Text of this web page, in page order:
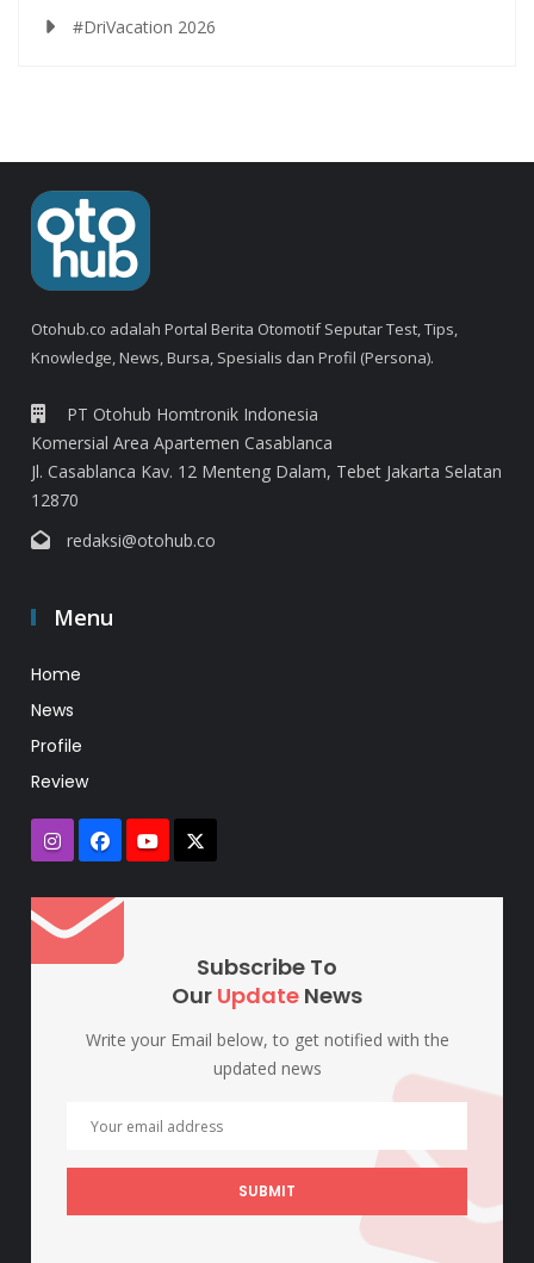
#DriVacation 2026
Otohub.co adalah Portal Berita Otomotif Seputar Test, Tips,
Knowledge, News, Bursa, Spesialis dan Profil (Persona).
PT Otohub Homtronik Indonesia
Komersial Area Apartemen Casablanca
Jl. Casablanca Kav. 12 Menteng Dalam, Tebet Jakarta Selatan
12870
redaksi@otohub.co
Menu
Home
News
Profile
Review
Subscribe To
Our Update News
Write your Email below, to get notified with the
updated news
SUBMIT